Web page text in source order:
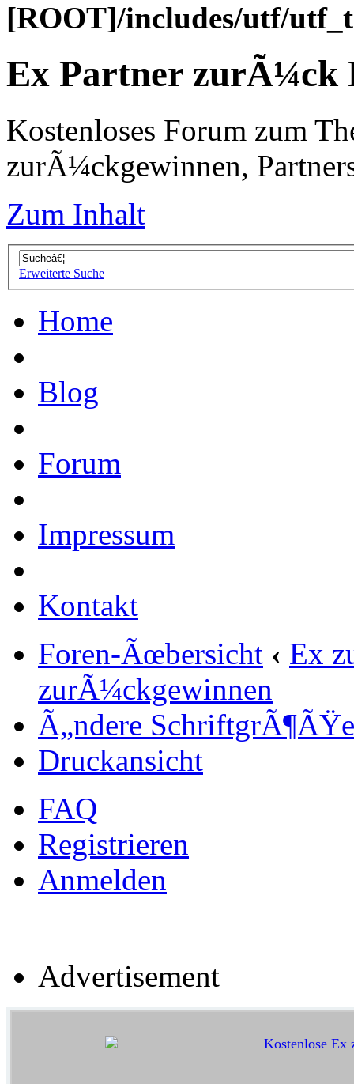
[ROOT]/includes/utf/
Ex Partner zurÃ¼ck
Kostenloses Forum zum
zurÃ¼ckgewinnen,
Zum Inhalt
Erweiterte Suche
Home
Blog
Forum
Impressum
Kontakt
Foren-Ãœbersicht ‹ Ex
zurÃ¼ckgewinnen
Ã„ndere SchriftgrÃ¶ÃŸe
Druckansicht
FAQ
Registrieren
Anmelden
Advertisement